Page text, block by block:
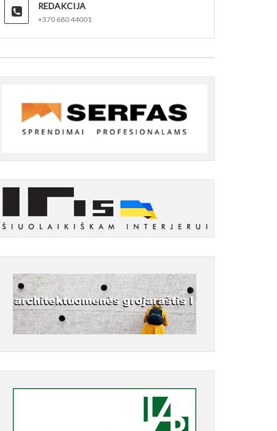
REDAKCIJA
+370 680 44001